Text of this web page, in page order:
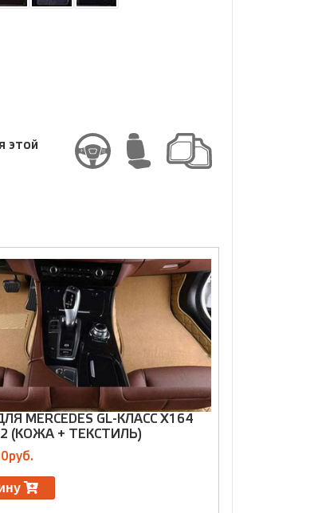
этой
MERCEDES GL-КЛАСС X164
(КОЖА + ТЕКСТИЛЬ)